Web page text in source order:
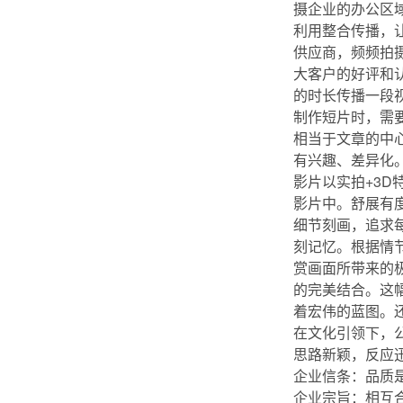
摄企业的办公区
利用整合传播，
供应商，频频拍
大客户的好评和
的时长传播一段
制作短片时，需
相当于文章的中
有兴趣、差异化
影片以实拍+3D
影片中。舒展有
细节刻画，追求
刻记忆。根据情
赏画面所带来的
的完美结合。这
着宏伟的蓝图。
在文化引领下，
思路新颖，反应
企业信条：品质
企业宗旨：相互